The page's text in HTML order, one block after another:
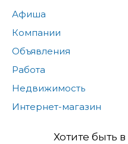
Афиша
Компании
Объявления
Работа
Недвижимость
Интернет-магазин
Хотите быть